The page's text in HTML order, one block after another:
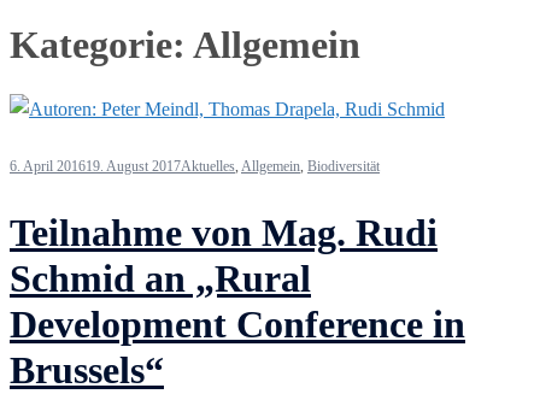
Kategorie: Allgemein
6. April 201619. August 2017Aktuelles, Allgemein, Biodiversität
Teilnahme von Mag. Rudi
Schmid an „Rural
Development Conference in
Brussels“